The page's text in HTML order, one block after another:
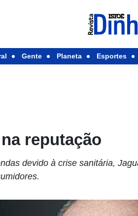
Gente Planeta Esportes
reputação
devido à crise sanitária,